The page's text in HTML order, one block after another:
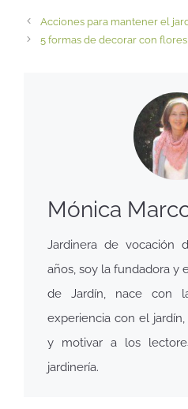
Acciones para mantener el
5 formas de decorar con flores
Mónica
Jardinera de vocación
años, soy la fundadora y
de Jardín, nace con
experiencia con el
y motivar a los
jardinería.